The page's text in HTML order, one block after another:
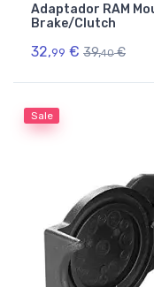
Adaptador RAM
Brake/Clutch
32,99 € 39,40 €
Sale